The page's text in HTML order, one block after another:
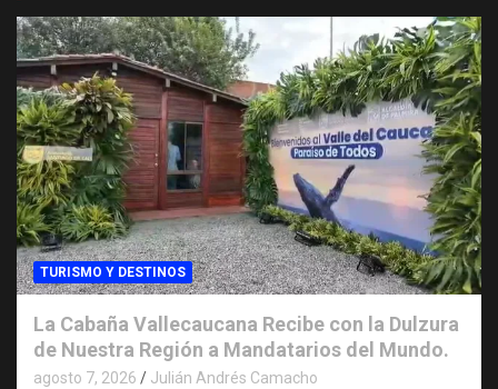
TURISMO Y DESTINOS
La Cabaña Vallecaucana Recibe con la Dulzura
de Nuestra Región a Mandatarios del Mundo.
agosto 7, 2026 Julián Andrés Camacho